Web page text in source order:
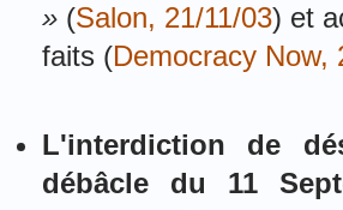
» (Salon, 21/11/03) et
faits (Democracy Now,
L'interdiction de
débâcle du 11